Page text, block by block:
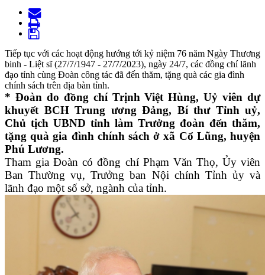
Tiếp tục với các hoạt động hướng tới kỷ niệm 76 năm Ngày Thương
binh - Liệt sĩ (27/7/1947 - 27/7/2023), ngày 24/7, các đồng chí lãnh
đạo tỉnh cùng Đoàn công tác đã đến thăm, tặng quà các gia đình
chính sách trên địa bàn tỉnh.
* Đoàn do đồng chí Trịnh Việt Hùng, Uỷ viên dự
khuyết BCH Trung ương Đảng, Bí thư Tỉnh uỷ,
Chủ tịch UBND tỉnh làm Trưởng đoàn đến thăm,
tặng quà gia đình chính sách ở xã Cổ Lũng, huyện
Phú Lương.
Tham gia Đoàn có đồng chí Phạm Văn Thọ, Ủy viên
Ban Thường vụ, Trưởng ban Nội chính Tỉnh ủy và
lãnh đạo một số sở, ngành của tỉnh.